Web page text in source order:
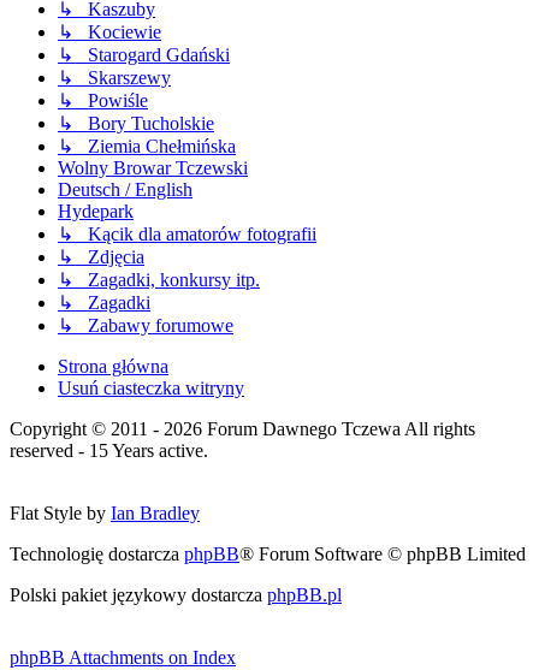
↳ Kaszuby
↳ Kociewie
↳ Starogard Gdański
↳ Skarszewy
↳ Powiśle
↳ Bory Tucholskie
↳ Ziemia Chełmińska
Wolny Browar Tczewski
Deutsch / English
Hydepark
↳ Kącik dla amatorów fotografii
↳ Zdjęcia
↳ Zagadki, konkursy itp.
↳ Zagadki
↳ Zabawy forumowe
Strona główna
Usuń ciasteczka witryny
Copyright © 2011 - 2026 Forum Dawnego Tczewa All rights
reserved - 15 Years active.
Flat Style by Ian Bradley
Technologię dostarcza phpBB® Forum Software © phpBB Limited
Polski pakiet językowy dostarcza phpBB.pl
phpBB Attachments on Index